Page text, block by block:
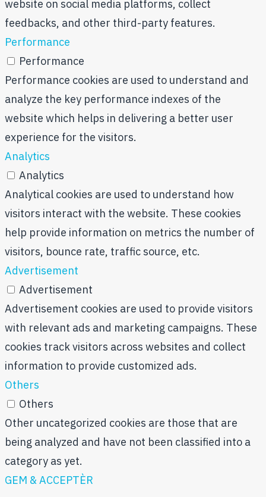
website on social media platforms, collect
feedbacks, and other third-party features.
Performance
Performance
Performance cookies are used to understand and
analyze the key performance indexes of the
website which helps in delivering a better user
experience for the visitors.
Analytics
Analytics
Analytical cookies are used to understand how
visitors interact with the website. These cookies
help provide information on metrics the number of
visitors, bounce rate, traffic source, etc.
Advertisement
Advertisement
Advertisement cookies are used to provide visitors
with relevant ads and marketing campaigns. These
cookies track visitors across websites and collect
information to provide customized ads.
Others
Others
Other uncategorized cookies are those that are
being analyzed and have not been classified into a
category as yet.
GEM & ACCEPTÈR